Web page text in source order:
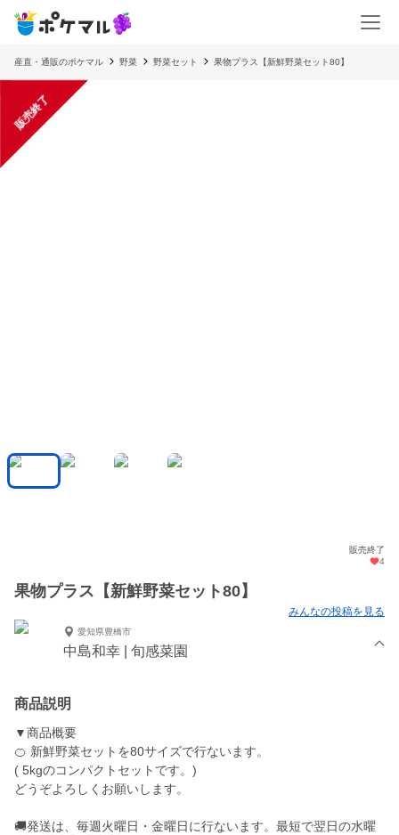
産直・通販のポケマル 野菜 野菜セット 果物プラス【新鮮野菜セット80】
販売終了
販売終了
4
果物プラス【新鮮野菜セット80】
みんなの投稿を見る
愛知県豊橋市
中島和幸 | 旬感菜園
商品説明
▼商品概要
🍊 新鮮野菜セットを80サイズで行ないます。
( 5kgのコンパクトセットです。)
どうぞよろしくお願いします。
🚚発送は、毎週火曜日・金曜日に行ないます。最短で翌日の水曜